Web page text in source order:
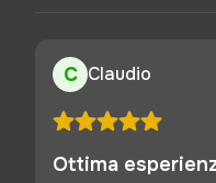
C Claudio
Ottima